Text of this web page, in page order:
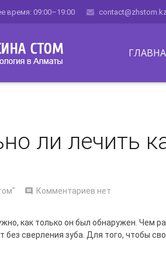
время: 09:00–19:00
ли лечить
Комментариев нет
как только он был обнаружен. Чем
без сверления зуба. Для того, чтобы